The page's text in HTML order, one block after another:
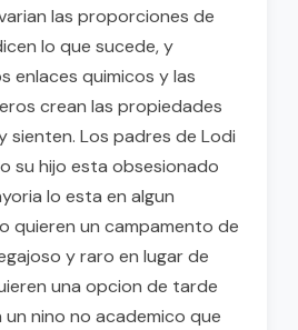
las proporciones de
lo que sucede, y
enlaces quimicos y las
crean las propiedades
sienten. Los padres de Lodi
su hijo esta obsesionado
lo esta en algun
quieren un campamento de
y raro en lugar de
una opcion de tarde
nino no academico que